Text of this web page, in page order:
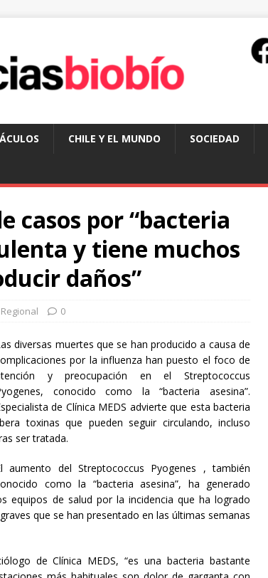
CHILE Y EL MUNDO SOCIEDAD
casos por “bacteria
y tiene muchos
daños”
Regional 0
diversas muertes que se han producido a causa de
por la influenza han puesto el foco de
y preocupación en el Streptococcus
conocido como la “bacteria asesina”.
de Clínica MEDS advierte que esta bacteria
toxinas que pueden seguir circulando, incluso
ser tratada.
aumento del Streptococcus Pyogenes , también
como la “bacteria asesina”, ha generado
equipos de salud por la incidencia que ha logrado
que se han presentado en las últimas semanas
de Clínica MEDS, “es una bacteria bastante